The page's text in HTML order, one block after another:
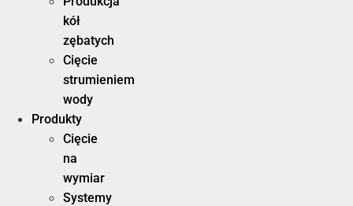
kół
zębatych
Cięcie
strumieniem
wody
Produkty
Cięcie
na
wymiar
Systemy